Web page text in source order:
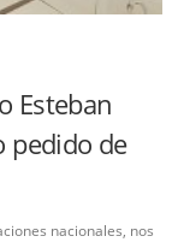
Esteban
pedido de
nacionales, nos